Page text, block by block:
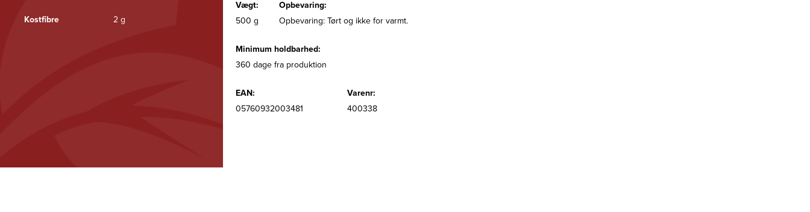
Kostfibre 2 g
Vægt:
Opbevaring:
500 g
Opbevaring: Tørt og ikke for varmt.
Minimum holdbarhed:
360 dage fra produktion
EAN:
Varenr:
05760932003481
400338